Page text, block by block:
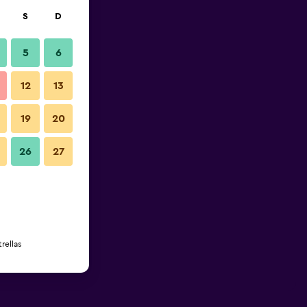
S D
5 6
12 13
19 20
26 27